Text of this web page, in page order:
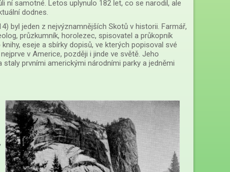
ní samotné. Letos uplynulo 182 let, co se narodil, ale
dodnes.
byl jeden z nejvýznamnějších Skotů v historii. Farmář,
průzkumník, horolezec, spisovatel a průkopník
eseje a sbírky dopisů, ve kterých popisoval své
v Americe, později i jinde ve světě. Jeho
prvními americkými národními parky a jedněmi